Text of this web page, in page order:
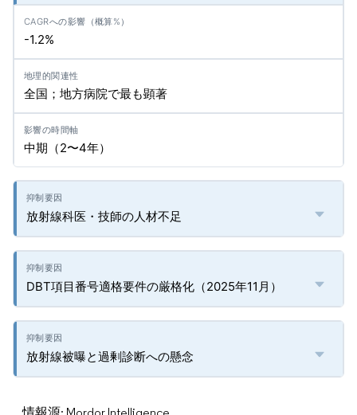
-1.2%
全国；地方病院で最も顕著
中期（2〜4年）
放射線科医・技師の人材不足
DBT項目番号適格要件の厳格化（2025年11月）
放射線被曝と過剰診断への懸念